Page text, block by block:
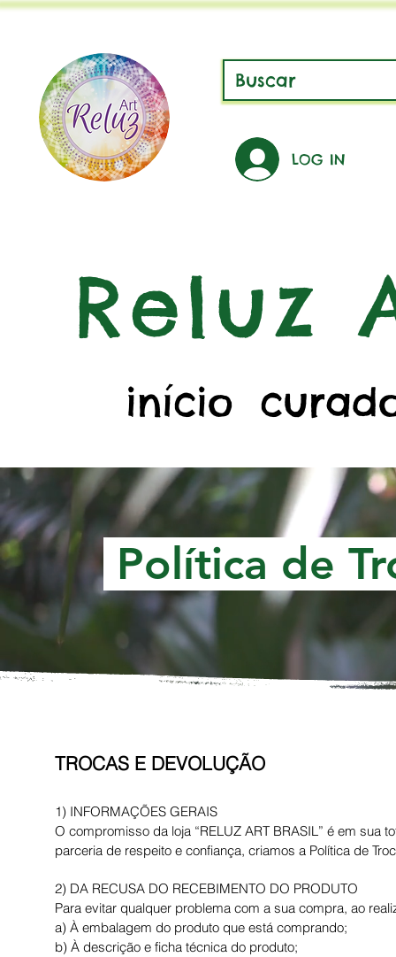
LOG IN
Reluz
início
Política de
TROCAS E DEVOLUÇÃO
1) INFORMAÇÕES GERAIS
O compromisso da loja “RELUZ ART BRASIL” é em
parceria de respeito e confiança, criamos a Política de
2) DA RECUSA DO RECEBIMENTO DO PRODUTO
Para evitar qualquer problema com a sua compra, ao
a) À embalagem do produto que está comprando;
b) À descrição e ficha técnica do produto;